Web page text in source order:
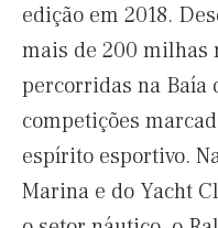
edição em 2018.
mais de 200 milhas
percorridas na Baía
competições
espírito esportivo.
Marina e do Yacht